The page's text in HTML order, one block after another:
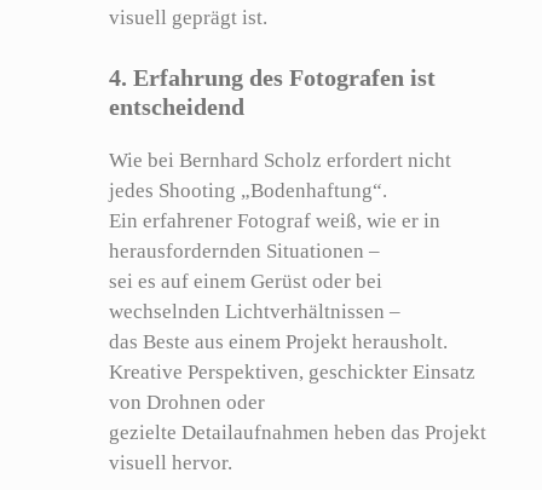
visuell geprägt ist.
4. Erfahrung des Fotografen ist
entscheidend
Wie bei Bernhard Scholz erfordert nicht
jedes Shooting „Bodenhaftung“.
Ein erfahrener Fotograf weiß, wie er in
herausfordernden Situationen –
sei es auf einem Gerüst oder bei
wechselnden Lichtverhältnissen –
das Beste aus einem Projekt herausholt.
Kreative Perspektiven, geschickter Einsatz
von Drohnen oder
gezielte Detailaufnahmen heben das Projekt
visuell hervor.